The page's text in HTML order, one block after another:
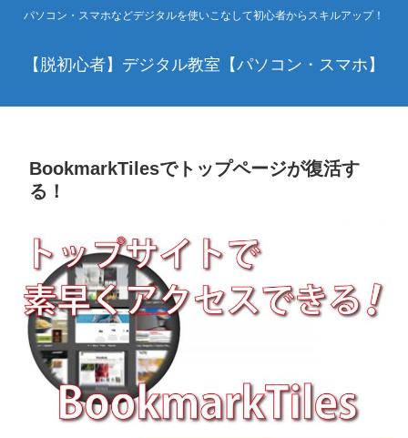
パソコン・スマホなどデジタルを使いこなして初心者からスキルアップ！
【脱初心者】デジタル教室【パソコン・スマホ】
BookmarkTilesでトップページが復活す
る！